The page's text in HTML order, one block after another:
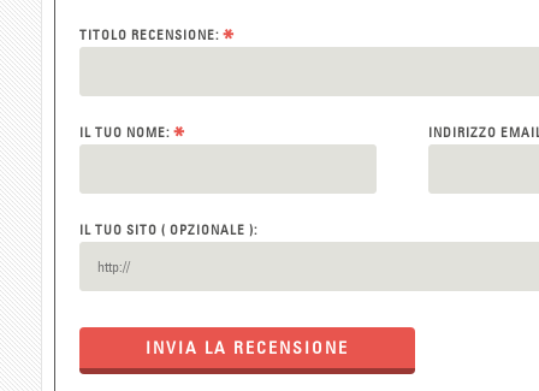
TITOLO RECENSIONE: *
IL TUO NOME: * INDIRIZZO
IL TUO SITO ( OPZIONALE ):
INVIA LA RECENSIONE